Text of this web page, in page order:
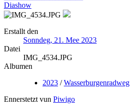
Diashow
Erstallt den
Sonndeg, 21. Mee 2023
Datei
IMG_4534.JPG
Albumen
2023 /Wasserburgenradweg
Ennerstetzt vun Piwigo